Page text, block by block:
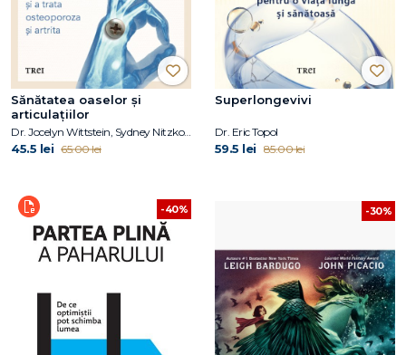
Sănătatea oaselor și
articulațiilor
Dr. Jocelyn Wittstein, Sydney Nitzkorski
45.5 lei 65.00 lei
Superlongevivi
Dr. Eric Topol
59.5 lei 85.00 lei
-40% -30%